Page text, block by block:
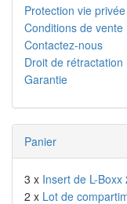
Protection vie privée
Conditions de vente
Contactez-nous
Droit de rétractation
Garantie
Panier
3 x Insert de L-
2 x Lot de